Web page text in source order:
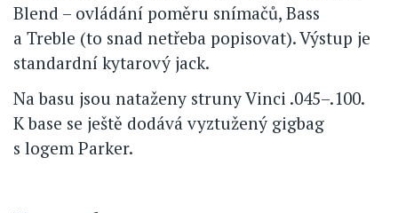
Blend – ovládání poměru snímačů, Bass
a Treble (to snad netřeba popisovat). Výstup je
standardní kytarový jack.
Na basu jsou nataženy struny Vinci .045–.100.
K base se ještě dodává vyztužený gigbag
s logem Parker.